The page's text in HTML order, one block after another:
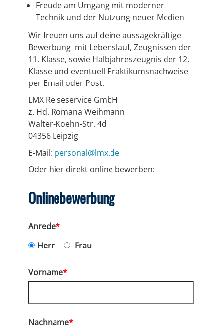
Freude am Umgang mit moderner
Technik und der Nutzung neuer Medien
Wir freuen uns auf deine aussagekräftige
Bewerbung mit Lebenslauf, Zeugnissen der
11. Klasse, sowie Halbjahreszeugnis der 12.
Klasse und eventuell Praktikumsnachweise
per Email oder Post:
LMX Reiseservice GmbH
z. Hd. Romana Weihmann
Walter-Koehn-Str. 4d
04356 Leipzig
E-Mail: personal@lmx.de
Oder hier direkt online bewerben:
Onlinebewerbung
Anrede*
Herr
Frau
Vorname*
Nachname*